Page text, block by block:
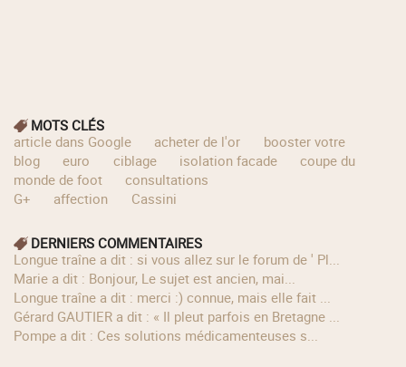
MOTS CLÉS
article dans Google
acheter de l'or
booster votre
blog
euro ciblage isolation facade
coupe du
monde de foot
consultations
G+
affection Cassini
DERNIERS COMMENTAIRES
longue traîne a dit : si vous allez sur le forum de ' Pl...
Marie a dit : Bonjour, Le sujet est ancien, mai...
longue traîne a dit : merci :) connue, mais elle fait ...
Gérard GAUTIER a dit : « Il pleut parfois en Bretagne ...
Pompe a dit : Ces solutions médicamenteuses s...